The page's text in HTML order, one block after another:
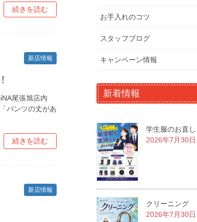
続きを読む
新店情報
尾張旭店内
パンツの丈があ
続きを読む
新店情報
お手入れのコツ
スタッフブログ
キャンペーン情報
新着情報
学生服のお直し
2026年7月30日
クリーニング
2026年7月30日